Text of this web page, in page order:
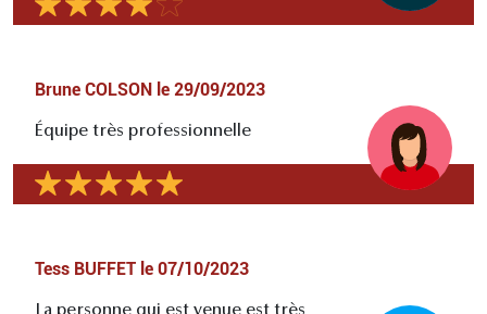
Brune COLSON le 29/09/2023
Équipe très professionnelle
Tess BUFFET le 07/10/2023